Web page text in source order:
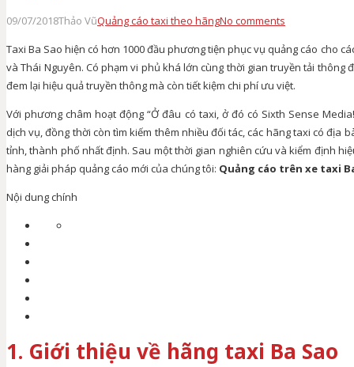
09/07/2018Thảo VũQuảng cáo taxi theo hãngNo comments
Taxi Ba Sao hiện có hơn 1000 đầu phương tiện phục vụ quảng cáo cho
và Thái Nguyên. Có phạm vi phủ khá lớn cùng thời gian truyền tải thông
đem lại hiệu quả truyền thông mà còn tiết kiệm chi phí ưu việt.
Với phương châm hoạt động “Ở đâu có taxi, ở đó có Sixth Sense
dịch vụ, đồng thời còn tìm kiếm thêm nhiều đối tác, các hãng taxi có
tỉnh, thành phố nhất định. Sau một thời gian nghiên cứu và kiểm định
hàng giải pháp quảng cáo mới của chúng tôi: Quảng cáo trên xe taxi
Nội dung chính
1. Giới thiệu về hãng taxi Ba Sao